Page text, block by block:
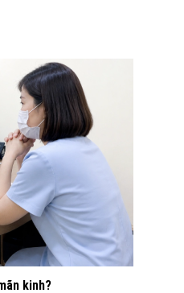
kinh?